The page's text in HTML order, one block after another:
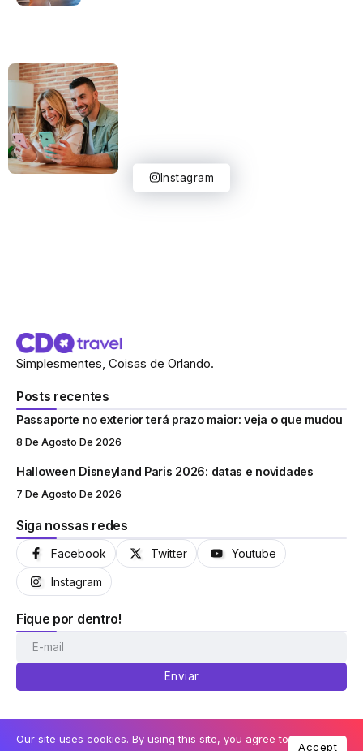
Instagram
Simplesmentes, Coisas de Orlando.
Posts recentes
Passaporte no exterior terá prazo maior: veja o que mudou
8 De Agosto De 2026
Halloween Disneyland Paris 2026: datas e novidades
7 De Agosto De 2026
Siga nossas redes
Facebook Twitter Youtube
Instagram
Fique por dentro!
Enviar
Our site uses cookies. By using this site, you agree to
Accept